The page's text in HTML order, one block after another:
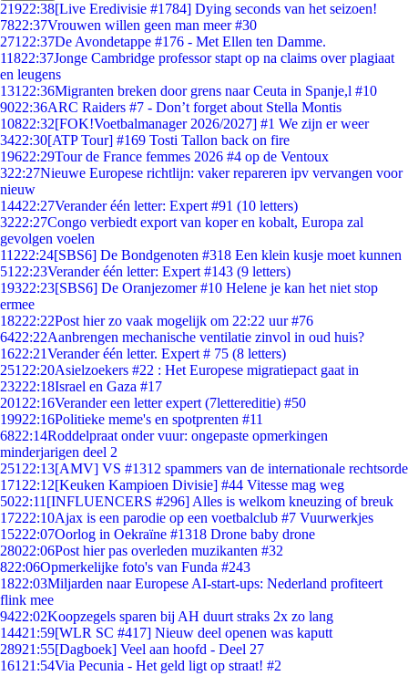
21922:38[Live Eredivisie #1784] Dying seconds van het seizoen!
7822:37Vrouwen willen geen man meer #30
271 22:37De Avondetappe #176 - Met Ellen ten Damme.
11822:37Jonge Cambridge professor stapt op na claims over plagiaat
en leugens
131 22:36Migranten breken door grens naar Ceuta in Spanje,l #10
9022:36ARC Raiders #7 - Don’t forget about Stella Montis
10822:32[FOK!Voetbalmanager 2026/2027] #1 We zijn er weer
3422:30[ATP Tour] #169 Tosti Tallon back on fire
19622:29Tour de France femmes 2026 #4 op de Ventoux
322:27Nieuwe Europese richtlijn: vaker repareren ipv vervangen voor
nieuw
14422:27Verander één letter: Expert #91 (10 letters)
3222:27Congo verbiedt export van koper en kobalt, Europa zal
gevolgen voelen
11222:24[SBS6] De Bondgenoten #318 Een klein kusje moet kunnen
51 22:23Verander één letter: Expert #143 (9 letters)
19322:23[SBS6] De Oranjezomer #10 Helene je kan het niet stop
ermee
18222:22Post hier zo vaak mogelijk om 22:22 uur #76
6422:22Aanbrengen mechanische ventilatie zinvol in oud huis?
1622:21Verander één letter. Expert # 75 (8 letters)
251 22:20Asielzoekers #22 : Het Europese migratiepact gaat in
23222:18Israel en Gaza #17
201 22:16Verander een letter expert (7lettereditie) #50
19922:16Politieke meme's en spotprenten #11
6822:14Roddelpraat onder vuur: ongepaste opmerkingen
minderjarigen deel 2
251 22:13[AMV] VS #1312 spammers van de internationale rechtsorde
171 22:12[Keuken Kampioen Divisie] #44 Vitesse mag weg
5022:11 [INFLUENCERS #296] Alles is welkom kneuzing of breuk
17222:10Ajax is een parodie op een voetbalclub #7 Vuurwerkjes
15222:07Oorlog in Oekraïne #1318 Drone baby drone
28022:06Post hier pas overleden muzikanten #32
822:06Opmerkelijke foto's van Funda #243
1822:03Miljarden naar Europese AI-start-ups: Nederland profiteert
flink mee
9422:02Koopzegels sparen bij AH duurt straks 2x zo lang
14421:59[WLR SC #417] Nieuw deel openen was kaputt
28921:55[Dagboek] Veel aan hoofd - Deel 27
161 21:54Via Pecunia - Het geld ligt op straat! #2